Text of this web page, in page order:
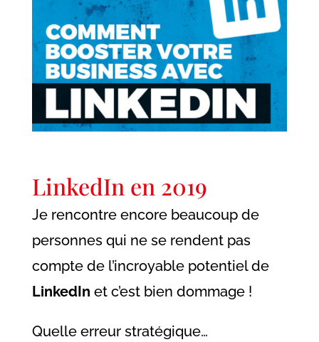
LinkedIn en 2019
Je rencontre encore beaucoup de
personnes qui ne se rendent pas
compte de l’incroyable potentiel de
LinkedIn et c’est bien dommage !
Quelle erreur stratégique…